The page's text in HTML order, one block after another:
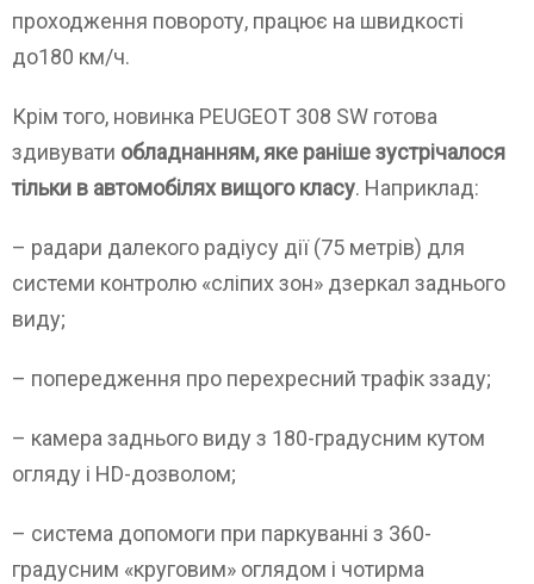
проходження повороту, працює на швидкості
до180 км/ч.
Крім того, новинка PEUGEOT 308 SW готова
здивувати обладнанням, яке раніше зустрічалося
тільки в автомобілях вищого класу. Наприклад:
– радари далекого радіусу дії (75 метрів) для
системи контролю «сліпих зон» дзеркал заднього
виду;
– попередження про перехресний трафік ззаду;
– камера заднього виду з 180-градусним кутом
огляду і HD-дозволом;
– система допомоги при паркуванні з 360-
градусним «круговим» оглядом і чотирма